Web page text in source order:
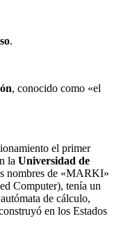
.
, conocido como «el
el primer
la Universidad de
nombres de «MARKI»
Computer), tenía un
de cálculo,
en los Estados